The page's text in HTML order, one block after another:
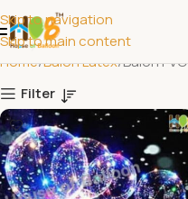
Skip to navigation
Skip to main content
Home Balon Latex Balon PVC
Filter